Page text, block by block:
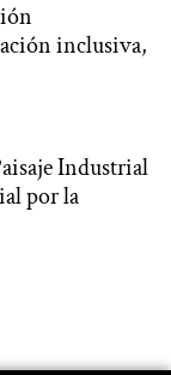
inclusiva,
Industrial
por la